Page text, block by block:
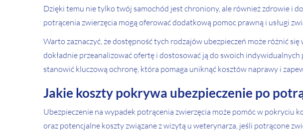
Dzięki temu nie tylko twój samochód jest chroniony, ale również zdrowie i
potrącenia zwierzęcia mogą oferować dodatkową pomoc prawną i usługi
Warto zaznaczyć, że dostępność tych rodzajów ubezpieczeń może różnić
dokładnie przeanalizować ofertę i dostosować ją do swoich
stanowić kluczową ochronę, która pomaga uniknąć kosztów naprawy i
Jakie koszty pokrywa ubezpieczenie po
Ubezpieczenie na wypadek potrącenia zwierzęcia może pomóc w
oraz potencjalne koszty związane z wizytą u weterynarza, jeśli potrącone